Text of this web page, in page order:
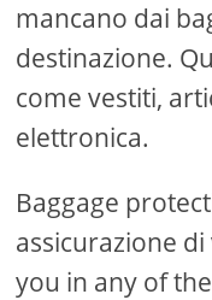
mancano dai
destinazione.
come vestiti,
elettronica.
Baggage
assicurazione
you in any of